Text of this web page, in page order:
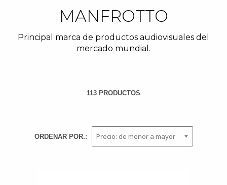
MANFROTTO
Principal marca de productos audiovisuales del
mercado mundial.
113 PRODUCTOS
ORDENAR POR.: